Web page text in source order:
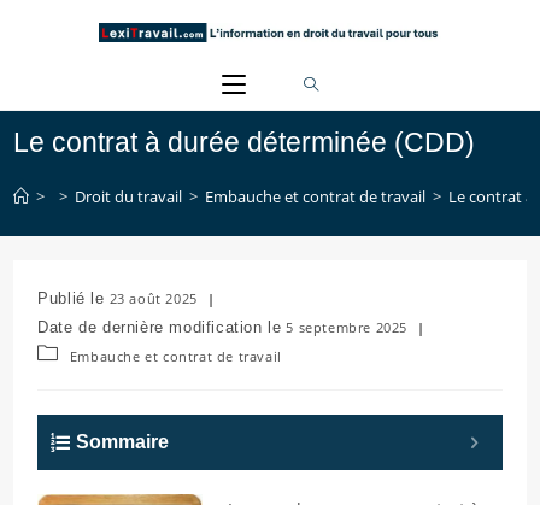
Le contrat à durée déterminée (CDD)
> > Droit du travail > Embauche et contrat de travail > Le contrat à
Publication
publiée :
23 août 2025
Dernière
modification
publication :
5 septembre 2025
PostEmbauche et contrat de travail
Sommaire